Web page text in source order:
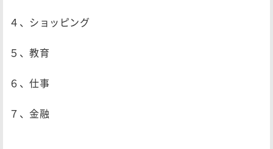
４、ショッピング
５、教育
６、仕事
７、金融